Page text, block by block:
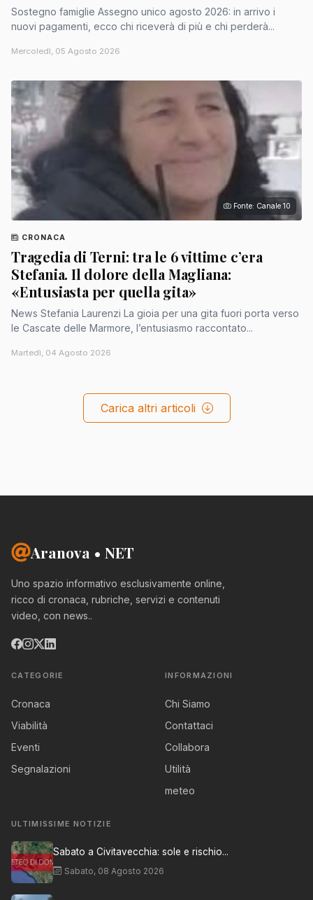
Sostegno famiglie Assegno unico agosto 2026: in arrivo i
nuovi pagamenti, ecco chi riceverà di più e chi perderà...
Mercoledì, 05 Agosto 2026
Fonte: Canale 10
CRONACA
Tragedia di Terni: tra le 6 vittime c’era
Stefania. Il dolore della Magliana:
«Entusiasta per quella gita»
News Stefania Laurenzi La gioia per una gita fuori porta verso
le Cascate delle Marmore, l’entusiasmo raccontato...
Martedì, 04 Agosto 2026
Carica altri articoli
Aranova • NET
Uno spazio informativo esclusivamente online,
ricco di cronaca, rubriche, servizi e contenuti
video, con news..
CATEGORIE
Cronaca
Viabilità
Eventi
Segnalazioni
INFORMAZIONI
Chi Siamo
Contattaci
Collabora
Utilità
meteo
ULTIMISSIME NOTIZIE
Sabato a Civitavecchia: sole e rischio...
Sabato, 08 Agosto 2026